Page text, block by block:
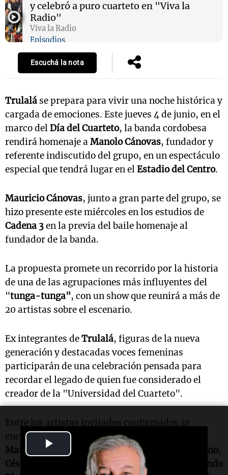
Video
y celebró a puro cuarteto en "Viva la
Radio"
Viva la Radio
Episodios
Escuchá la nota
Trulalá se prepara para vivir una noche histórica y
cargada de emociones. Este jueves 4 de junio, en el
marco delDía del Cuarteto, la banda cordobesa
rendirá homenaje aManolo Cánovas, fundador y
referente indiscutido del grupo, en un espectáculo
especial que tendrá lugar en elEstadio del Centro.
Mauricio Cánovas, junto a gran parte del grupo, se
hizo presente este miércoles en los estudios de
Cadena 3en la previa del baile homenaje al
fundador de la banda.
La propuesta promete un recorrido por la historia
de una de las agrupaciones más influyentes del
"tunga-tunga", con un show que reunirá a más de
20 artistas sobre el escenario.
Ex integrantes deTrulalá, figuras de la nueva
generación y destacadas voces femeninas
participarán de una celebración pensada para
recordar el legado de quien fue considerado el
creador de la "Universidad del Cuarteto".
Entre los artistas invitados confirmados se
encuentran
La Pepa Brizuela,
Marito Gutiérrez
Claudio Toledo Carlos de Piano,
César "Cachi" Palavecino,Pato Lugones
Fernando